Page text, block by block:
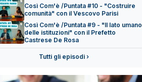
Così Com'è /Puntata #10 - "Costruire
comunità" con il Vescovo Parisi
Così Com'è /Puntata #9 - "Il lato umano
delle istituzioni" con il Prefetto
Castrese De Rosa
Tutti gli episodi ›